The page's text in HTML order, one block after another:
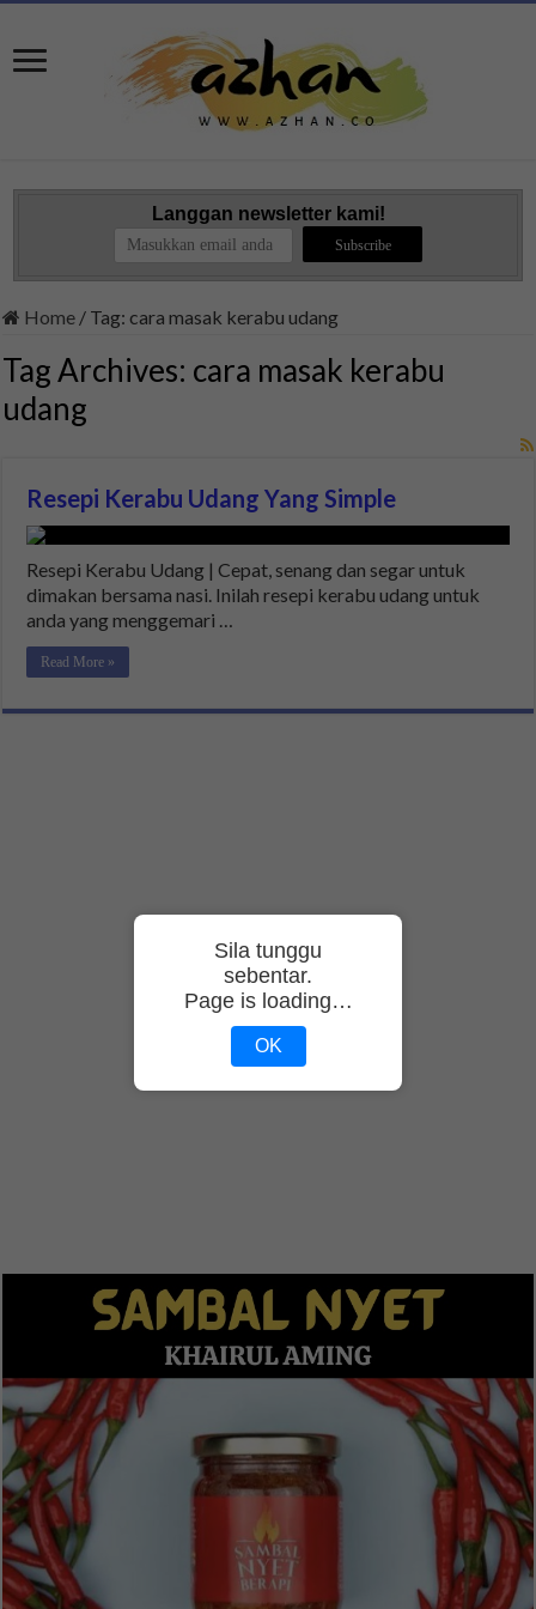
Langgan newsletter kami!
Home / Tag:cara masak kerabu udang
Tag Archives: cara masak kerabu
udang
Resepi Kerabu Udang Yang Simple
Resepi Kerabu Udang | Cepat, senang dan segar untuk
dimakan bersama nasi. Inilah resepi kerabu udang untuk
anda yang menggemari …
Read More »
Sila tunggu
sebentar.
Page is loading…
OK